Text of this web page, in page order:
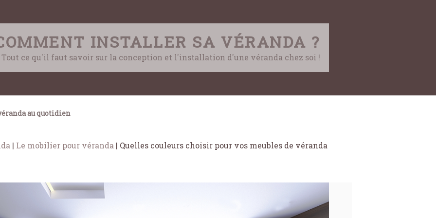
INSTALLER SA VÉRANDA ?
Tout ce qu'il faut savoir sur la conception et l'installation d'une véranda chez soi !
au quotidien
| Le mobilier pour véranda | Quelles couleurs choisir pour vos meubles de véranda